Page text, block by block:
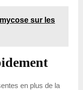
sur les
en plus de la